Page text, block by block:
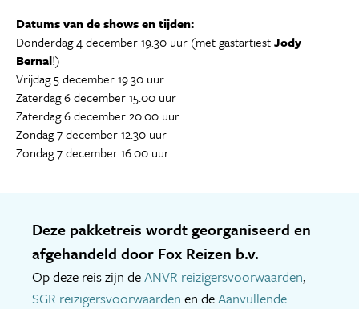
Datums van de shows en tijden:
Donderdag 4 december 19.30 uur (met gastartiestJody
Bernal!)
Vrijdag 5 december 19.30 uur
Zaterdag 6 december 15.00 uur
Zaterdag 6 december 20.00 uur
Zondag 7 december 12.30 uur
Zondag 7 december 16.00 uur
Deze pakketreis wordt georganiseerd en
afgehandeld door Fox Reizen b.v.
Op deze reis zijn deANVR reizigersvoorwaarden,
SGR reizigersvoorwaarden en deAanvullende